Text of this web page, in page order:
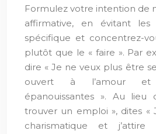
Formulez votre intention de
affirmative, en évitant les
spécifique et concentrez-
plutôt que le « faire ». Par
dire « Je ne veux plus être
ouvert à l’amour et
épanouissantes ». Au
trouver un emploi », dites «
charismatique et j’attire